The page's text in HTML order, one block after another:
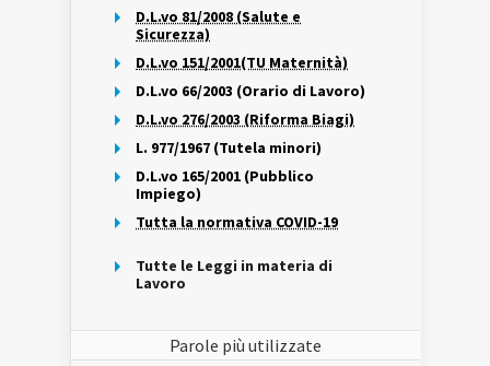
D.L.vo 81/2008 (Salute e
Sicurezza)
D.L.vo 151/2001(TU Maternità)
D.L.vo 66/2003 (Orario di Lavoro)
D.L.vo 276/2003 (Riforma Biagi)
L. 977/1967 (Tutela minori)
D.L.vo 165/2001 (Pubblico
Impiego)
Tutta la normativa COVID-19
Tutte le Leggi in materia di
Lavoro
Parole più utilizzate